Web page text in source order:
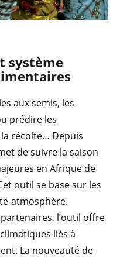
système
aux semis, les
prédire les
récolte… Depuis
de suivre la saison
en Afrique de
outil se base sur les
atmosphère.
l’outil offre
liés à
La nouveauté de